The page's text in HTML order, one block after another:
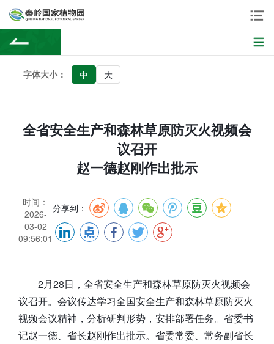
字体大小： 中 大
全省安全生产和森林草原防灭火视频会
议召开
赵一德赵刚作出批示
时间：
2026-
03-02
09:56:01
分享到：
2月28日，全省安全生产和森林草原防灭火视频会
议召开。会议传达学习全国安全生产和森林草原防灭火
视频会议精神，分析研判形势，安排部署任务。省委书
记赵一德、省长赵刚作出批示。省委常委、常务副省长